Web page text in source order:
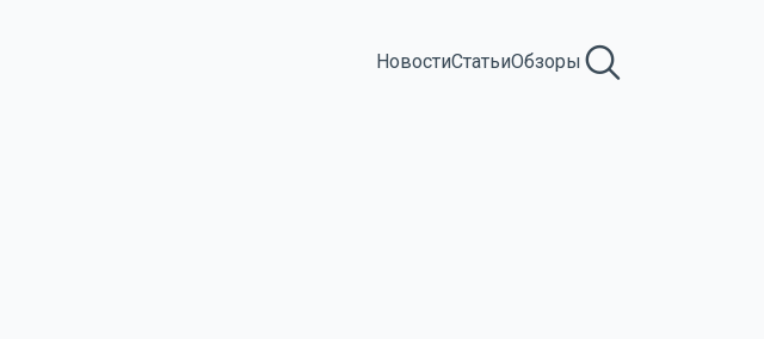
НовостиСтатьиОбзоры